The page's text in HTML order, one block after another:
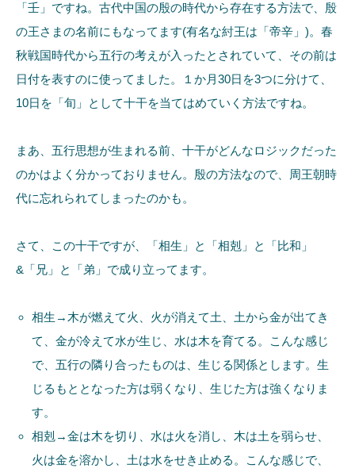
「壬」ですね。古代中国の殷の時代から存在する方法で、殷
の王さまの名前にもなってます(有名な紂王は「帝辛」)。春
秋戦国時代から五行の考えが入ったとされていて、その前は
日付を表すのに使ってました。１か月30日を3つに分けて、
10日を「旬」として十干を当てはめていく方法ですね。
まあ、五行思想が生まれる前、十干がどんなロジックだった
のかはよく分かっておりません。殷の方法なので、周王朝時
代に忘れられてしまったのかも。
さて、この十干ですが、「相生」と「相剋」と「比和」
&「兄」と「弟」で成り立ってます。
相生→木が燃えて火、火が消えて土、土から金が出てき
て、金が冷えて水が生じ、水は木を育てる。こんな感じ
で、五行の隣り合ったものは、生じる関係とします。生
じるもととなった方は弱くなり、生じた方は強くなりま
す。
相剋→金は木を切り、水は火を消し、木は土を弱らせ、
火は金を溶かし、土は水をせき止める。こんな感じで、